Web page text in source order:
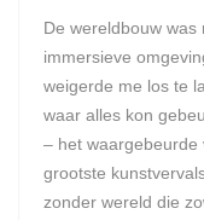
De wereldbouw
immersieve
weigerde me los te
waar alles kon
– het waargebeurde
grootste
zonder wereld die